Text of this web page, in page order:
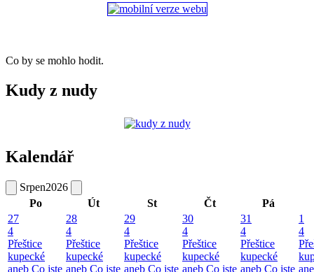
Co by se mohlo hodit.
Kudy z nudy
Kalendář
Srpen2026
Po
Út St Čt
Pá
27
4
Přeštice
kupecké
aneb Co jste
28
4
Přeštice
kupecké
aneb Co jste
29
4
Přeštice
kupecké
aneb Co jste
30
4
Přeštice
kupecké
aneb Co jste
31
4
Přeštice
kupecké
aneb Co jste
1
4